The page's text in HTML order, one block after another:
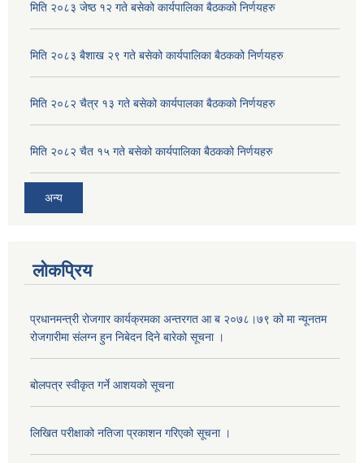
मिति २०८३ जेष्ठ १२ गते बसेको कार्यपालिका बैठकको निर्णयहरु
मिति २०८३ बैशाख २९ गते बसेको कार्यपालिका बैठकको निर्णयहरु
मिति २०८२ चैत्र १३ गते बसेको कार्यपालका बैठकको निर्णयहरु
मिति २०८२ चैत १५ गते बसेको कार्यपालिका बैठकको निर्णयहरु
अन्य
लोकप्रिय
प्रधानमन्त्री रोजगार कार्यक्रमका अन्तरगत आ ब २०७८।७९ को मा न्यूनतम
रोजगारीमा संलग्न हुन निबेदन दिने बारेको सूचना ।
बोलपत्र स्वीकृत गर्ने आशयको सूचना
लिखित परीक्षाको नतिजा प्रकाशन गरिएको सूचना ।